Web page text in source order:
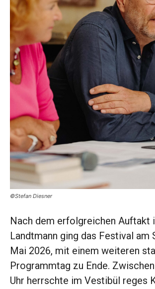
©Stefan Diesner
Nach dem erfolgreichen Auftakt
Landtmann ging das Festival am
Mai 2026, mit einem weiteren
Programmtag zu Ende.
Uhr herrschte im Vestibül reges